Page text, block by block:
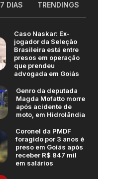
7 DIAS TRENDINGS
Caso Naskar: Ex-
jogador da Seleção
Brasileira está entre
presos em operação
que prendeu
advogada em Goiás
Genro da deputada
Magda Mofatto morre
após acidente de
moto, em Hidrolândia
Coronel da PMDF
foragido por 3 anos é
preso em Goiás após
receber R$ 847 mil
em salários